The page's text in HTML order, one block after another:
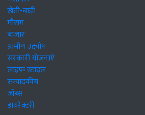
खेती-बाड़ी
मौसम
बाजार
ग्रामीण उद्द्योग
सरकारी योजनाएं
लाइफ स्टाइल
सम्पादकीय
जॉब्स
डायरेक्टरी